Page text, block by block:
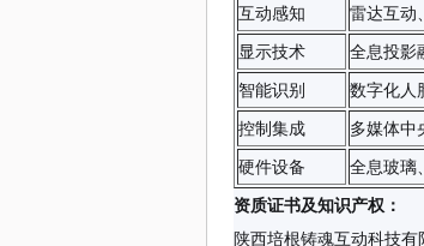
互动感知
雷达互动
显示技术
全息投影
智能识别
数字化人
控制集成
多媒体中
硬件设备
全息玻璃
资质证书及知识产权：
陕西培根铸魂互动科技有